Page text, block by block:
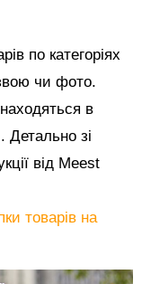
по категоріях
чи фото.
в
Детально зі
від Meest
товарів на